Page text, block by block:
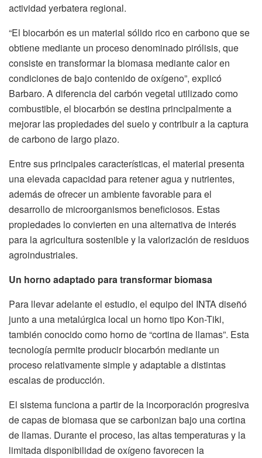
actividad yerbatera regional.
“El biocarbón es un material sólido rico en carbono que se
obtiene mediante un proceso denominado pirólisis, que
consiste en transformar la biomasa mediante calor en
condiciones de bajo contenido de oxígeno”, explicó
Barbaro. A diferencia del carbón vegetal utilizado como
combustible, el biocarbón se destina principalmente a
mejorar las propiedades del suelo y contribuir a la captura
de carbono de largo plazo.
Entre sus principales características, el material presenta
una elevada capacidad para retener agua y nutrientes,
además de ofrecer un ambiente favorable para el
desarrollo de microorganismos beneficiosos. Estas
propiedades lo convierten en una alternativa de interés
para la agricultura sostenible y la valorización de residuos
agroindustriales.
Un horno adaptado para transformar biomasa
Para llevar adelante el estudio, el equipo del INTA diseñó
junto a una metalúrgica local un horno tipo Kon-Tiki,
también conocido como horno de “cortina de llamas”. Esta
tecnología permite producir biocarbón mediante un
proceso relativamente simple y adaptable a distintas
escalas de producción.
El sistema funciona a partir de la incorporación progresiva
de capas de biomasa que se carbonizan bajo una cortina
de llamas. Durante el proceso, las altas temperaturas y la
limitada disponibilidad de oxígeno favorecen la